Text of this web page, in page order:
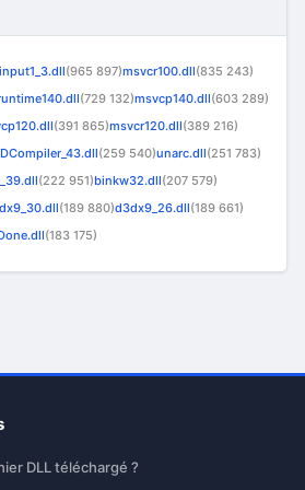
(965 897)msvcr100.dll(835 243)
(729 132)msvcp140.dll(603 289)
(391 865)msvcr120.dll(389 216)
(259 540)unarc.dll(251 783)
(222 951)binkw32.dll(207 579)
(189 880)d3dx9_26.dll(189 661)
(183 175)
DLL téléchargé ?